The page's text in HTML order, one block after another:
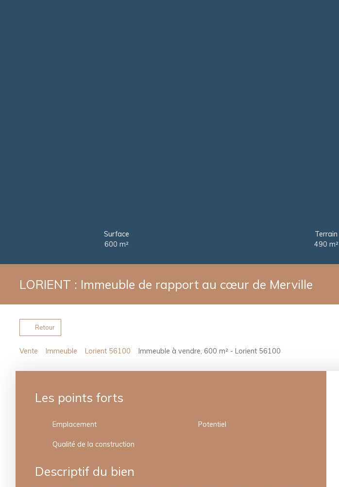
Surface
600m²
Terrain
490 m²
LORIENT : Immeuble de rapport au cœur de Merville
Retour
Vente Immeuble Lorient 56100 Immeuble à vendre, 600 m² - Lorient 56100
Les points forts
Emplacement Potentiel
Qualité de la construction
Descriptif du bien